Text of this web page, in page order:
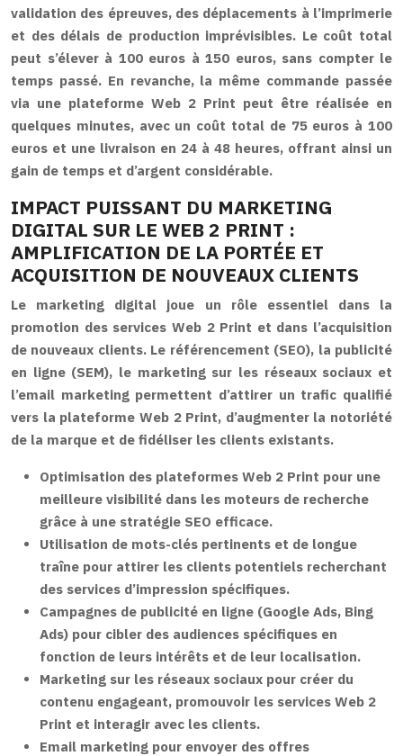
validation des épreuves, des déplacements à l’imprimerie
et des délais de production imprévisibles. Le coût total
peut s’élever à 100 euros à 150 euros, sans compter le
temps passé. En revanche, la même commande passée
via une plateforme Web 2 Print peut être réalisée en
quelques minutes, avec un coût total de 75 euros à 100
euros et une livraison en 24 à 48 heures, offrant ainsi un
gain de temps et d’argent considérable.
IMPACT PUISSANT DU MARKETING
DIGITAL SUR LE WEB 2 PRINT :
AMPLIFICATION DE LA PORTÉE ET
ACQUISITION DE NOUVEAUX CLIENTS
Le marketing digital joue un rôle essentiel dans la
promotion des services Web 2 Print et dans l’acquisition
de nouveaux clients. Le référencement (SEO), la publicité
en ligne (SEM), le marketing sur les réseaux sociaux et
l’email marketing permettent d’attirer un trafic qualifié
vers la plateforme Web 2 Print, d’augmenter la notoriété
de la marque et de fidéliser les clients existants.
Optimisation des plateformes Web 2 Print pour une
meilleure visibilité dans les moteurs de recherche
grâce à une stratégie SEO efficace.
Utilisation de mots-clés pertinents et de longue
traîne pour attirer les clients potentiels recherchant
des services d’impression spécifiques.
Campagnes de publicité en ligne (Google Ads, Bing
Ads) pour cibler des audiences spécifiques en
fonction de leurs intérêts et de leur localisation.
Marketing sur les réseaux sociaux pour créer du
contenu engageant, promouvoir les services Web 2
Print et interagir avec les clients.
Email marketing pour envoyer des offres